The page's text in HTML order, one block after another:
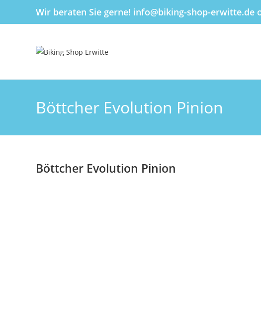
Wir beraten Sie gerne! info@biking-shop-erwitte.de
Böttcher Evolution Pinion
Böttcher Evolution Pinion